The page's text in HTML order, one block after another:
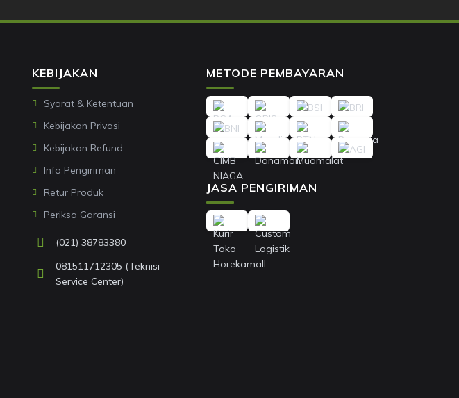
KEBIJAKAN
Syarat & Ketentuan
Kebijakan Privasi
Kebijakan Refund
Info Pengiriman
Retur Produk
Periksa Garansi
(021) 38783380
081511712305 (Teknisi -
Service Center)
METODE PEMBAYARAN
JASA PENGIRIMAN